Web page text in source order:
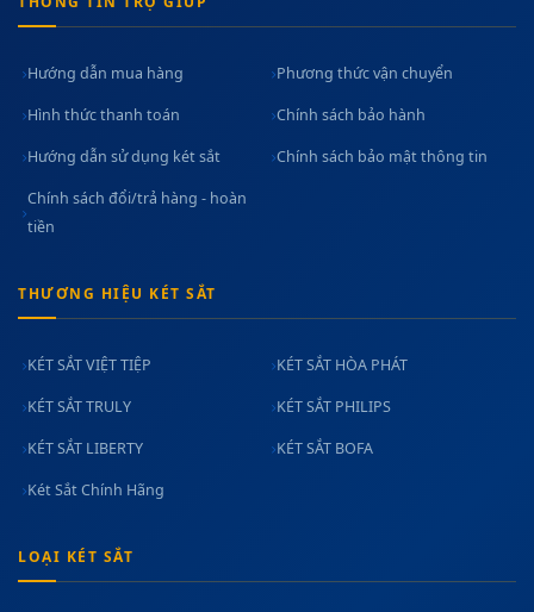
Hướng dẫn mua hàng Phương thức vận chuyển
Hình thức thanh toán Chính sách bảo hành
Hướng dẫn sử dụng két sắt Chính sách bảo mật thông tin
Chính sách đổi/trả hàng - hoàn
tiền
THƯƠNG HIỆU KÉT SẮT
KÉT SẮT VIỆT TIỆP KÉT SẮT HÒA PHÁT
KÉT SẮT TRULY KÉT SẮT PHILIPS
KÉT SẮT LIBERTY KÉT SẮT BOFA
Két Sắt Chính Hãng
LOẠI KÉT SẮT